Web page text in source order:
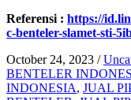
Referensi : https://
c-benteler-slamet-sti-
October 24, 2023 /
BENTELER
INDONESIA, JUAL